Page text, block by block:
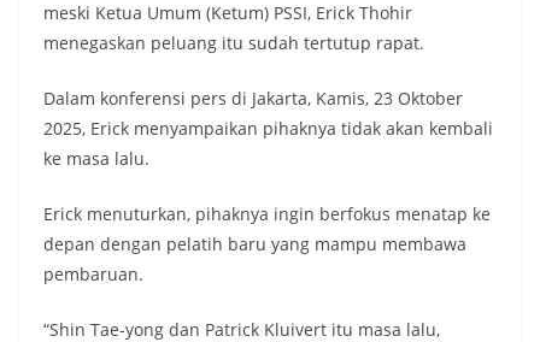
meski Ketua Umum (Ketum) PSSI, Erick Thohir
menegaskan peluang itu sudah tertutup rapat.
Dalam konferensi pers di Jakarta, Kamis, 23 Oktober
2025, Erick menyampaikan pihaknya tidak akan kembali
ke masa lalu.
Erick menuturkan, pihaknya ingin berfokus menatap ke
depan dengan pelatih baru yang mampu membawa
pembaruan.
“Shin Tae-yong dan Patrick Kluivert itu masa lalu,